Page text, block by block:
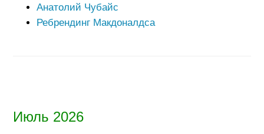
Июль 2026
Анатолий Чубайс
Ребрендинг Макдоналдса